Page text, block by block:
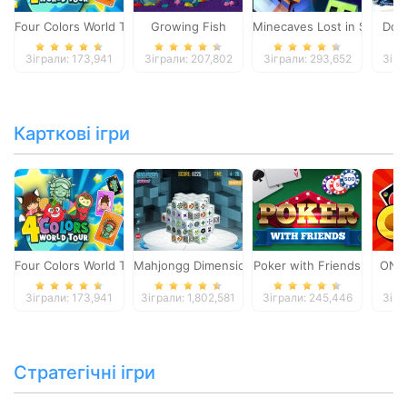
Four Colors World Tour
Зіграли: 173,941
Growing Fish
Зіграли: 207,802
Minecaves Lost in Space
Зіграли: 293,652
Карткові ігри
Four Colors World Tour
Зіграли: 173,941
Mahjongg Dimensions
Зіграли: 1,802,581
Poker with Friends
Зіграли: 245,446
Стратегічні ігри